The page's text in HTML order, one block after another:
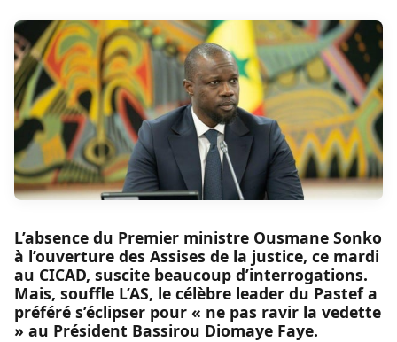
L’absence du Premier ministre Ousmane Sonko
à l’ouverture des Assises de la justice, ce mardi
au CICAD, suscite beaucoup d’interrogations.
Mais, souffle L’AS, le célèbre leader du Pastef a
préféré s’éclipser pour « ne pas ravir la vedette
» au Président Bassirou Diomaye Faye.